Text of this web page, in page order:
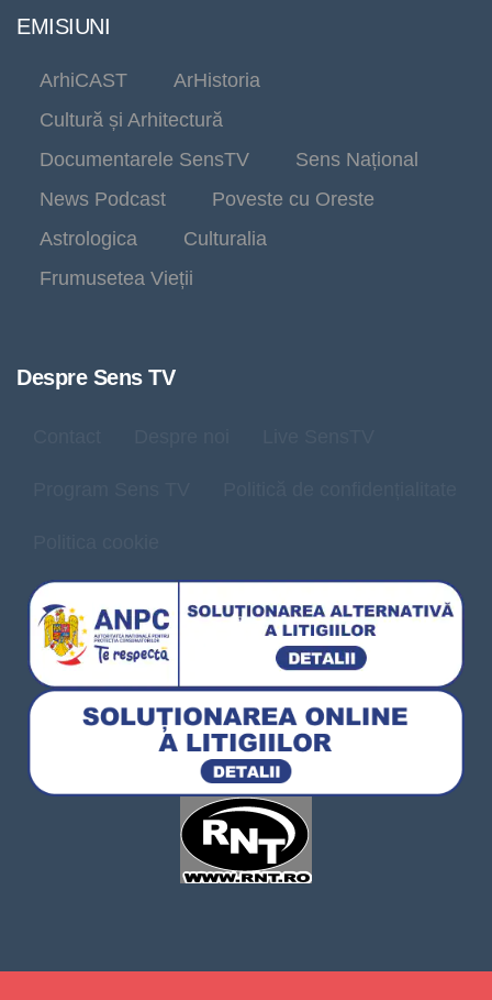
EMISIUNI
ArhiCAST
ArHistoria
Cultură și Arhitectură
Documentarele SensTV
Sens Național
News Podcast
Poveste cu Oreste
Astrologica
Culturalia
Frumusetea Vieții
Despre Sens TV